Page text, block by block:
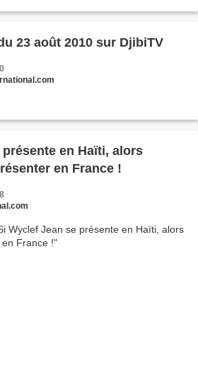
23 août 2010 sur DjibiTV
en Haïti, alors
en France !